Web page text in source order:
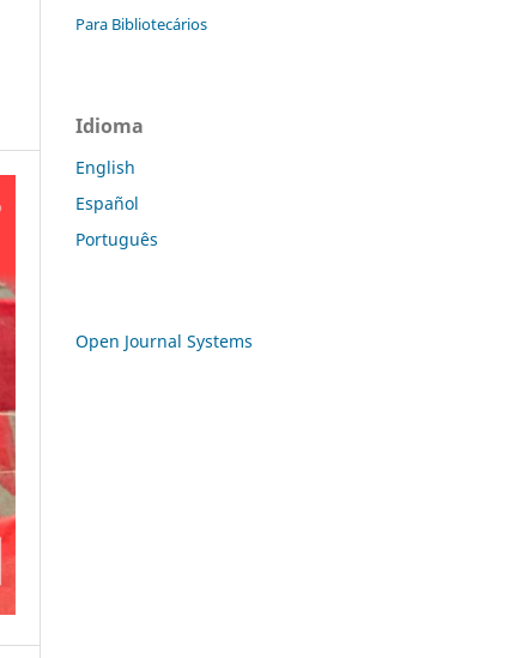
Para Bibliotecários
Idioma
English
Español
Português
Open Journal Systems